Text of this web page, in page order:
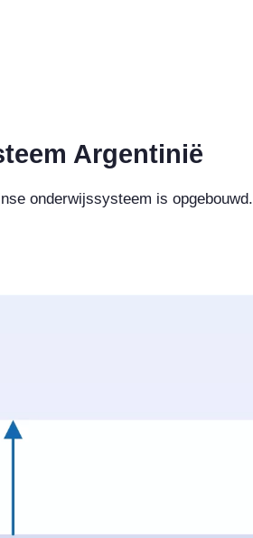
Argentinië
onderwijssysteem is opgebouwd.